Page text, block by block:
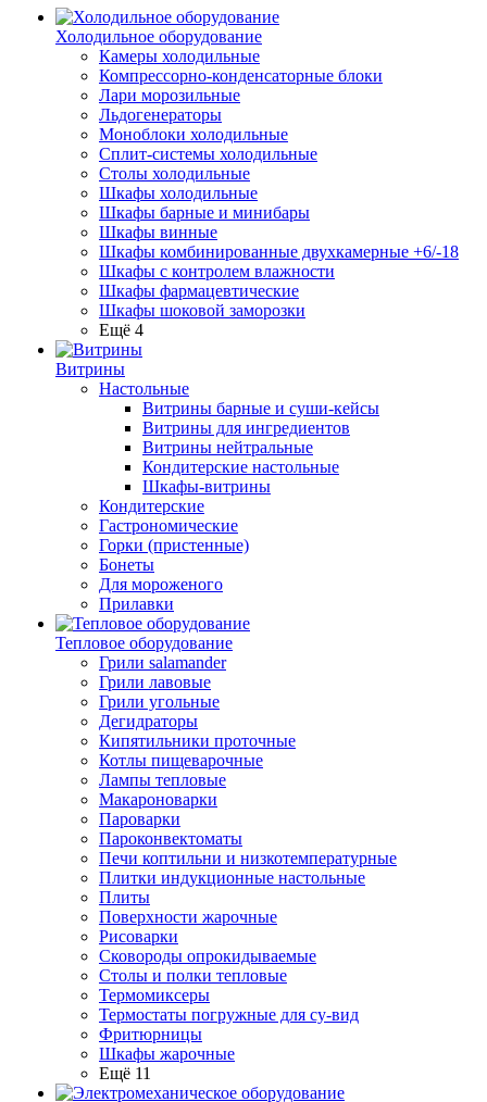
Холодильное оборудование
Камеры холодильные
Компрессорно-конденсаторные блоки
Лари морозильные
Льдогенераторы
Моноблоки холодильные
Сплит-системы холодильные
Столы холодильные
Шкафы холодильные
Шкафы барные и минибары
Шкафы винные
Шкафы комбинированные двухкамерные +6/-18
Шкафы с контролем влажности
Шкафы фармацевтические
Шкафы шоковой заморозки
Ещё 4
Витрины
Настольные
Витрины барные и суши-кейсы
Витрины для ингредиентов
Витрины нейтральные
Кондитерские настольные
Шкафы-витрины
Кондитерские
Гастрономические
Горки (пристенные)
Бонеты
Для мороженого
Прилавки
Тепловое оборудование
Грили salamander
Грили лавовые
Грили угольные
Дегидраторы
Кипятильники проточные
Котлы пищеварочные
Лампы тепловые
Макароноварки
Пароварки
Пароконвектоматы
Печи коптильни и низкотемпературные
Плитки индукционные настольные
Плиты
Поверхности жарочные
Рисоварки
Сковороды опрокидываемые
Столы и полки тепловые
Термомиксеры
Термостаты погружные для су-вид
Фритюрницы
Шкафы жарочные
Ещё 11